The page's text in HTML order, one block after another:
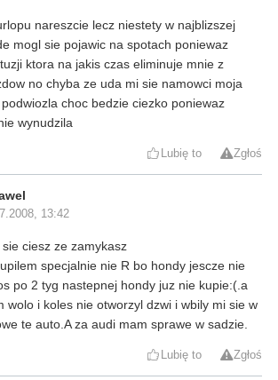
nareszcie lecz niestety w najblizszej
mogl sie pojawic na spotach poniewaz
ktora na jakis czas eliminuje mnie z
no chyba ze uda mi sie namowci moja
choc bedzie ciezko poniewaz
wynudzila
Lubię to Zgłoś
13:42
ciesz ze zamykasz
specjalnie nie R bo hondy jescze nie
po 2 tyg nastepnej hondy juz nie kupie:(.a
wolo i koles nie otworzyl dzwi i wbily mi sie w
te auto.A za audi mam sprawe w sadzie.
Lubię to Zgłoś